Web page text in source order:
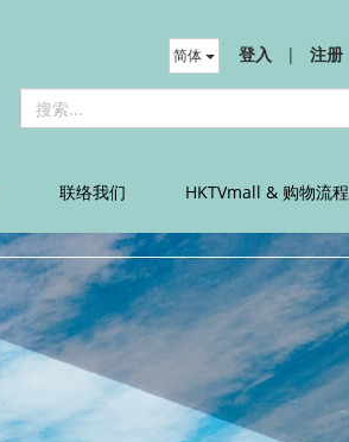
登入 | 注册
简体
联络我们 HKTVmall & 购物流程